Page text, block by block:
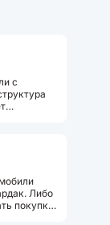
с
Либо
покупку